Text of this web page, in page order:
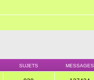
SUJETS MESSAGES